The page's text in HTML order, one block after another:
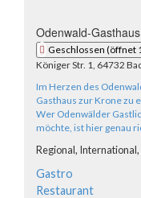
Odenwald-
Geschlossen (öffnet
Königer Str. 1, 64732
Im Herzen des
Gasthaus zur Krone zu
Wer Odenwälder
möchte, ist hier genau
Regional, International,
Gastro
Restaurant